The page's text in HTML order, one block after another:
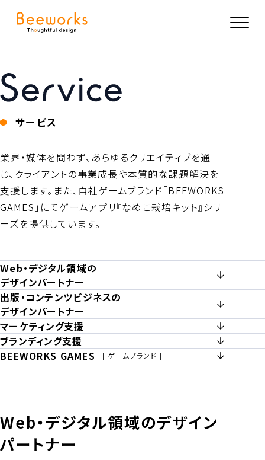
Service
サービス
業界・媒体を問わず、あらゆるクリエイティブを通
じ、クライアントの事業成長や本質的な課題解決を
支援します。また、自社ゲームブランド「BEEWORKS
GAMES」にてゲームアプリ『なめこ栽培キット』シリ
ーズを提供しています。
Web・デジタル領域の
デザインパートナー
出版・コンテンツビジネスの
デザインパートナー
マーケティング支援
ブランディング支援
BEEWORKS GAMES
[ ゲームブランド ]
Web・デジタル領域のデザイン
パートナー